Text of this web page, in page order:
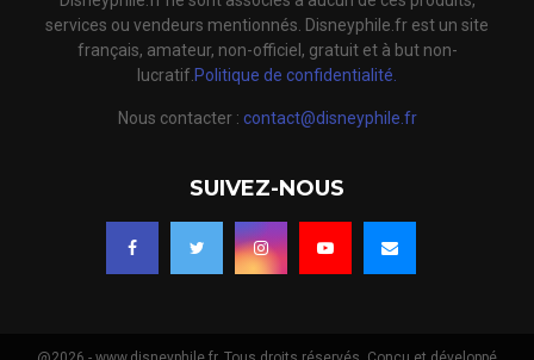
services ou vendeurs mentionnés. Disneyphile.fr est un site
français, amateur, non-officiel, gratuit et à but non-
lucratif. Politique de confidentialité.
Nous contacter : contact@disneyphile.fr
SUIVEZ-NOUS